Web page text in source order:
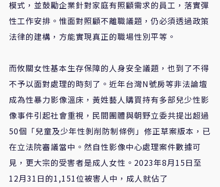
模式，並鼓勵企業針對家庭有照顧需求的員工，落實彈
性工作安排。惟面對照顧不離職議題，仍必須透過政策
法律的建構，方能實現真正的職場性別平等。
而攸關女性基本生存保障的人身安全議題，也到了不得
不予以面對處理的時刻了。近年台灣N號房等非法論壇
成為性暴力影像溫床，黃姓藝人購買持有多部兒少性影
像事件引起社會重視，民間團體與朝野立委共提出超過
50個「兒童及少年性剝削防制條例」修正草案版本，已
在立法院審議當中。然自性影像中心處理案件數據可
見，更大宗的受害者是成人女性。2023年8月15日至
12月31日的1,151位被害人中，成人就佔了